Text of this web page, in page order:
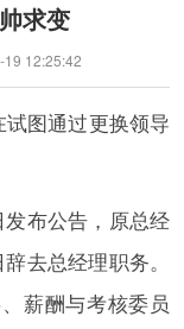
求变
12:25:42
试图通过更换领导
布公告，原总经
去总经理职务。
薪酬与考核委员